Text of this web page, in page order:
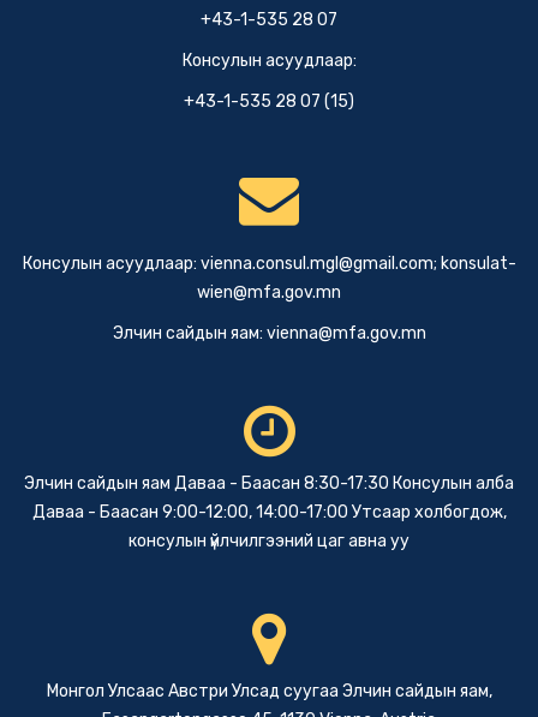
+43-1-535 28 07
Консулын асуудлаар:
+43-1-535 28 07 (15)
Консулын асуудлаар: vienna.consul.mgl@gmail.com; konsulat-
wien@mfa.gov.mn
Элчин сайдын яам: vienna@mfa.gov.mn
Элчин сайдын яам Даваа - Баасан 8:30-17:30 Консулын алба
Даваа - Баасан 9:00-12:00, 14:00-17:00 Утсаар холбогдож,
консулын үйлчилгээний цаг авна уу
Монгол Улсаас Австри Улсад суугаа Элчин сайдын яам,